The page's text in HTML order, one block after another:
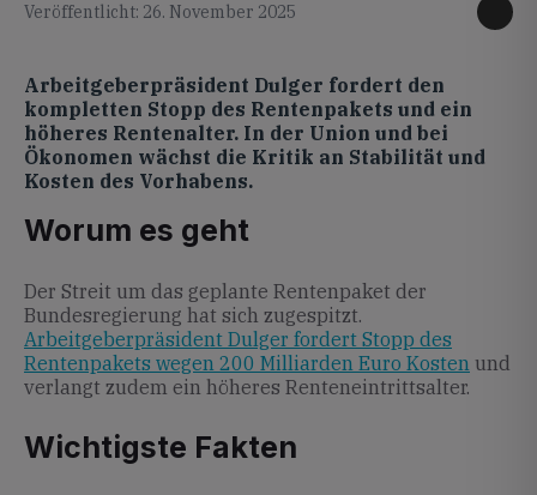
Veröffentlicht: 26. November 2025
Arbeitgeberpräsident Dulger fordert den
kompletten Stopp des Rentenpakets und ein
höheres Rentenalter. In der Union und bei
Ökonomen wächst die Kritik an Stabilität und
Kosten des Vorhabens.
Worum es geht
Der Streit um das geplante Rentenpaket der
Bundesregierung hat sich zugespitzt.
Arbeitgeberpräsident Dulger fordert Stopp des
Rentenpakets wegen 200 Milliarden Euro Kosten und
verlangt zudem ein höheres Renteneintrittsalter.
Wichtigste Fakten